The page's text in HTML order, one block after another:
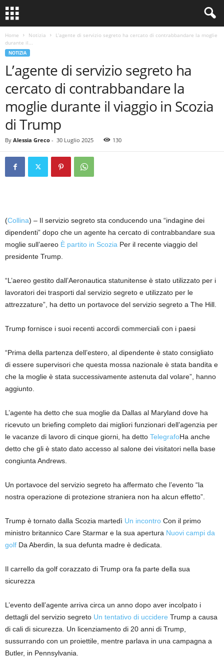
Home Notizia
L’agente di servizio segreto ha cercato di contrabbandare la moglie
durante il...
NOTIZIA
L’agente di servizio segreto ha
cercato di contrabbandare la
moglie durante il viaggio in Scozia
di Trump
By Alessia Greco - 30 Luglio 2025 130
(Collina) – Il servizio segreto sta conducendo una “indagine dei
dipendenti” dopo che un agente ha cercato di contrabbandare sua
moglie sull’aereo È partito in Scozia Per il recente viaggio del
presidente Trump.
“L’aereo gestito dall’Aeronautica statunitense è stato utilizzato per i
lavoratori dei trasporti dal servizio segreto e utilizzato per le
attrezzature”, ha detto un portavoce del servizio segreto a The Hill.
Trump fornisce i suoi recenti accordi commerciali con i paesi
“Prima della partenza dell’estero, al dipendente è stato consigliato
di essere supervisori che questa mossa nazionale è stata bandita e
che la moglie è stata successivamente astenuta dal volare”, hanno
aggiunto.
L’agente ha detto che sua moglie da Dallas al Maryland dove ha
ricevuto un briefing completo dai migliori funzionari dell’agenzia per
le vacanze di lavoro di cinque giorni, ha detto TelegrafoHa anche
detto che gli è stato dato accesso al salone dei visitatori nella base
congiunta Andrews.
Un portavoce del servizio segreto ha affermato che l’evento “la
nostra operazione di protezione straniera non ha alcun effetto”.
Trump è tornato dalla Scozia martedì Un incontro Con il primo
ministro britannico Care Starmar e la sua apertura Nuovi campi da
golf Da Aberdin, la sua defunta madre è dedicata.
Il carrello da golf corazzato di Trump ora fa parte della sua
sicurezza
L’evento dell’agente arriva circa un anno dopo aver incolpato i
dettagli del servizio segreto Un tentativo di uccidere Trump a causa
di cali di sicurezza. Un licenziamento di 20 anni di Trump,
sussurrando con un proiettile, mentre parlava in una campagna a
Butler, in Pennsylvania.